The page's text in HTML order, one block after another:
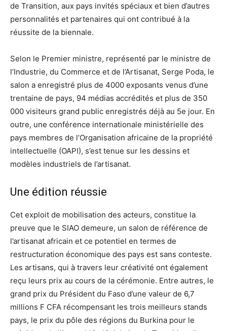
de Transition, aux pays invités spéciaux et bien d’autres
personnalités et partenaires qui ont contribué à la
réussite de la biennale.
Selon le Premier ministre, représenté par le ministre de
l’Industrie, du Commerce et de l’Artisanat, Serge Poda, le
salon a enregistré plus de 4000 exposants venus d’une
trentaine de pays, 94 médias accrédités et plus de 350
000 visiteurs grand public enregistrés déjà au 5e jour. En
outre, une conférence internationale ministérielle des
pays membres de l’Organisation africaine de la propriété
intellectuelle (OAPI), s’est tenue sur les dessins et
modèles industriels de l’artisanat.
Une édition réussie
Cet exploit de mobilisation des acteurs, constitue la
preuve que le SIAO demeure, un salon de référence de
l’artisanat africain et ce potentiel en termes de
restructuration économique des pays est sans conteste.
Les artisans, qui à travers leur créativité ont également
reçu leurs prix au cours de la cérémonie. Entre autres, le
grand prix du Président du Faso d’une valeur de 6,7
millions F CFA récompensant les trois meilleurs stands
pays, le prix du pôle des régions du Burkina pour le